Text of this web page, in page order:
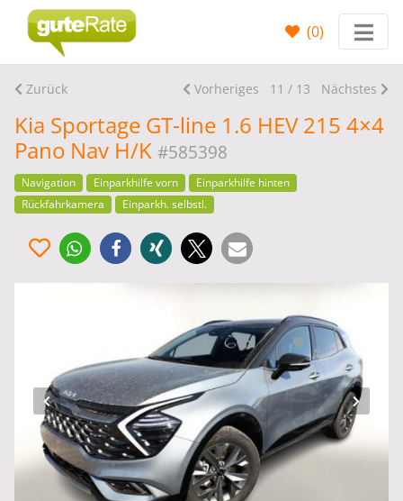
(0)
Zurück Vorheriges 11 / 13 Nächstes
Kia Sportage GT-line 1.6 HEV 215 4×4
Pano Nav H/K #585398
Navigation Einparkhilfe vorn
Einparkhilfe hinten
Rückfahrkamera
Einparkh. selbstl.